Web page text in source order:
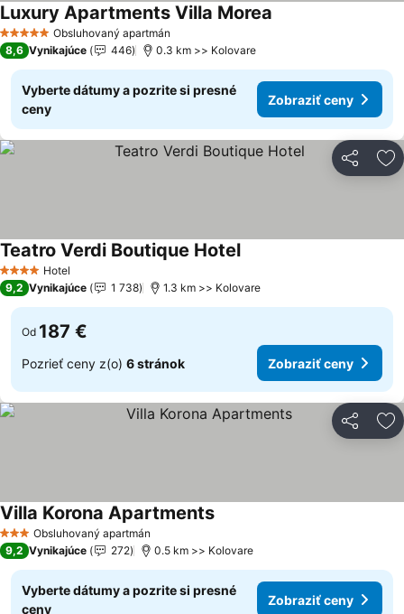
5 Počet hviezdičiekObsluhovaný apartmán
Luxury Apartments Villa Morea
8,6 Vynikajúce 446 0.3 km >> Kolovare
Vyberte dátumy a pozrite si presné
ceny
Zobraziť ceny
Zdieľať
4 Počet hviezdičiek
Hotel
Teatro Verdi Boutique HotelZobraziť ceny
9,2 Vynikajúce 1 738 1.3 km >> Kolovare
Od 187 €
Pozrieť ceny z(o) 6 stránok Zobraziť ceny
Zdieľať
3 Počet hviezdičiek
Obsluhovaný apartmán
Villa Korona ApartmentsZobraziť ceny
9,2 Vynikajúce 272 0.5 km >> Kolovare
Vyberte dátumy a pozrite si presné
ceny
Zobraziť ceny